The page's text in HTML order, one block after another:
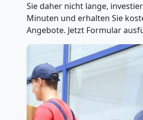
Sie daher nicht lange,
Minuten und erhalten Sie
Angebote. Jetzt Formular